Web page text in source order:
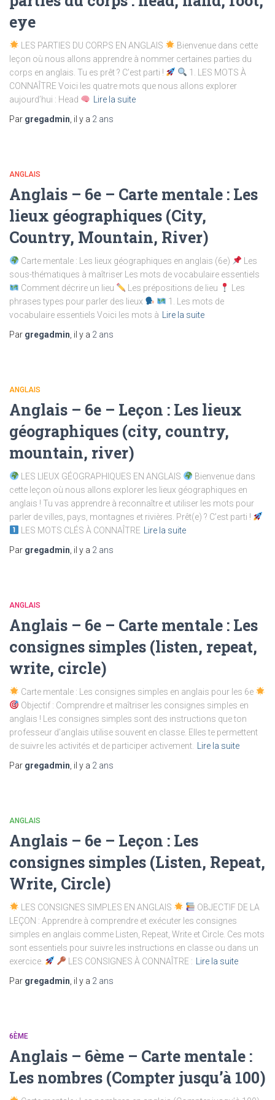
eye
LES PARTIES DU CORPS EN ANGLAIS
Bienvenue dans cette
leçon où nous allons apprendre à nommer certaines parties du
corps en anglais. Tu es prêt ? C’est parti !
1. LES MOTS À
CONNAÎTRE Voici les quatre mots que nous allons explorer
aujourd’hui : Head
Lire la suite
Par gregadmin , il y a 2 ans
ANGLAIS
Anglais – 6e – Carte mentale : Les
lieux géographiques (City,
Country, Mountain, River)
Carte mentale : Les lieux géographiques en anglais (6e)
Les
sous-thématiques à maîtriser Les mots de vocabulaire essentiels
Comment décrire un lieu
Les prépositions de lieu
Les
phrases types pour parler des lieux
1. Les mots de
vocabulaire essentiels Voici les mots à
Lire la suite
Par gregadmin , il y a 2 ans
ANGLAIS
Anglais – 6e – Leçon : Les lieux
géographiques (city, country,
mountain, river)
LES LIEUX GÉOGRAPHIQUES EN ANGLAIS
Bienvenue dans
cette leçon où nous allons explorer les lieux géographiques en
anglais ! Tu vas apprendre à reconnaître et utiliser les mots pour
parler de villes, pays, montagnes et rivières. Prêt(e) ? C’est parti !
LES MOTS CLÉS À CONNAÎTRE
Lire la suite
Par gregadmin , il y a 2 ans
ANGLAIS
Anglais – 6e – Carte mentale : Les
consignes simples (listen, repeat,
write, circle)
Carte mentale : Les consignes simples en anglais pour les 6e
Objectif : Comprendre et maîtriser les consignes simples en
anglais ! Les consignes simples sont des instructions que ton
professeur d’anglais utilise souvent en classe. Elles te permettent
de suivre les activités et de participer activement.
Lire la suite
Par gregadmin , il y a 2 ans
ANGLAIS
Anglais – 6e – Leçon : Les
consignes simples (Listen, Repeat,
Write, Circle)
LES CONSIGNES SIMPLES EN ANGLAIS
OBJECTIF DE LA
LEÇON : Apprendre à comprendre et exécuter les consignes
simples en anglais comme Listen, Repeat, Write et Circle. Ces mots
sont essentiels pour suivre les instructions en classe ou dans un
exercice.
LES CONSIGNES À CONNAÎTRE :
Lire la suite
Par gregadmin , il y a 2 ans
6ÈME
Anglais – 6ème – Carte mentale :
Les nombres (Compter jusqu’à 100)